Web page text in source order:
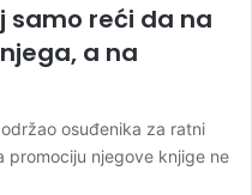
samo reći da na
a na
osuđenika za ratni
promociju njegove knjige ne